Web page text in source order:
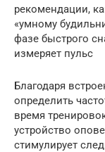
рекомендации,
«умному
фазе быстрого
измеряет пульс
Благодаря
определить
время
устройство
стимулирует